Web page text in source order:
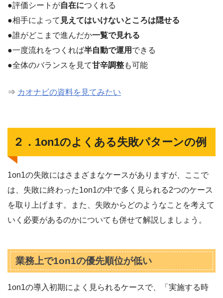
●評価シートが自在につくれる
●相手によって 見えてはいけないところは隠せる
●誰がどこまで進んだか一覧で見れる
●一度流れをつくれば半自動で運用 できる
●全体のバランスを見て甘辛調整も可能
⇒ カオナビの資料を見てみたい
２．1on1のよくある失敗パターンの例
1on1の失敗にはさまざまなケースがありますが、ここで
は、失敗に終わった1on1の中で多く見られる2つのケース
を取り上げます。また、失敗からどのようなことを考えて
いく必要があるのかについても併せて解説しましょう。
業務上で1on1の優先順位が低い
1on1の導入初期によく見られるケースで、「実施する時